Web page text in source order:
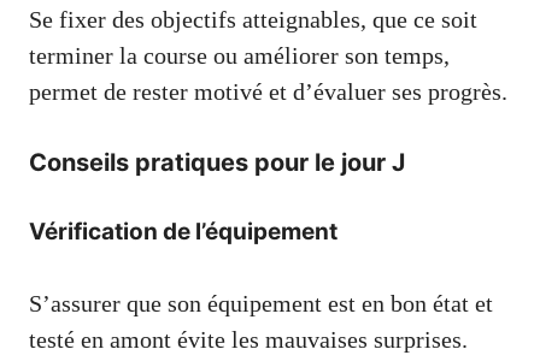
Se fixer des objectifs atteignables, que ce soit
terminer la course ou améliorer son temps,
permet de rester motivé et d’évaluer ses progrès.
Conseils pratiques pour le jour J
Vérification de l’équipement
S’assurer que son équipement est en bon état et
testé en amont évite les mauvaises surprises.